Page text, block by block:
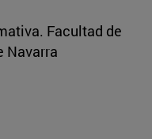
Facultad de
Navarra